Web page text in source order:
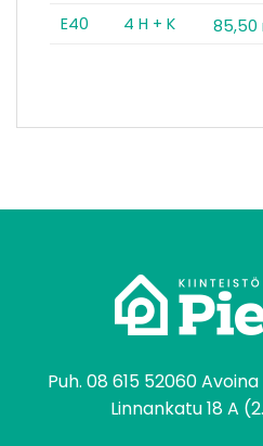
E40
4 H + K 85,50
Puh. 08 615 52060Avoina
Linnankatu 18 A